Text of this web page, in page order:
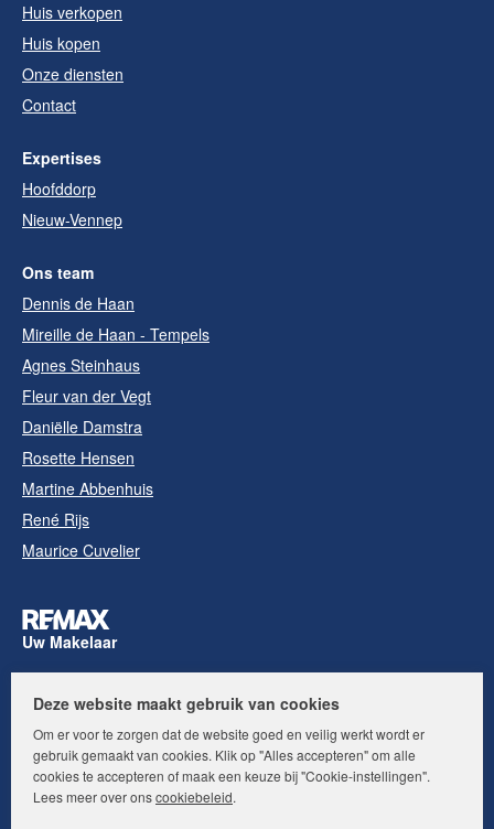
Huis verkopen
Huis kopen
Onze diensten
Contact
Expertises
Hoofddorp
Nieuw-Vennep
Ons team
Dennis de Haan
Mireille de Haan - Tempels
Agnes Steinhaus
Fleur van der Vegt
Daniëlle Damstra
Rosette Hensen
Martine Abbenhuis
René Rijs
Maurice Cuvelier
Uw Makelaar
Volg ons op:
Deze website maakt gebruik van cookies
Om er voor te zorgen dat de website goed en veilig werkt wordt er
gebruik gemaakt van cookies. Klik op "Alles accepteren" om alle
cookies te accepteren of maak een keuze bij "Cookie-instellingen".
Lees meer over onscookiebeleid.